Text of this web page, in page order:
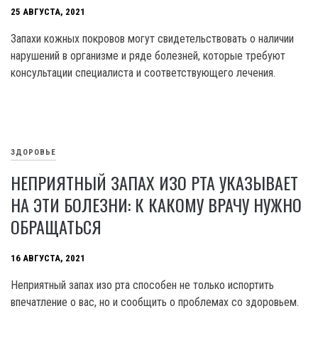
25 АВГУСТА, 2021
Запахи кожных покровов могут свидетельствовать о наличии
нарушений в организме и ряде болезней, которые требуют
консультации специалиста и соответствующего лечения.
ЗДОРОВЬЕ
НЕПРИЯТНЫЙ ЗАПАХ ИЗО РТА УКАЗЫВАЕТ
НА ЭТИ БОЛЕЗНИ: К КАКОМУ ВРАЧУ НУЖНО
ОБРАЩАТЬСЯ
16 АВГУСТА, 2021
Неприятный запах изо рта способен не только испортить
впечатление о вас, но и сообщить о проблемах со здоровьем.